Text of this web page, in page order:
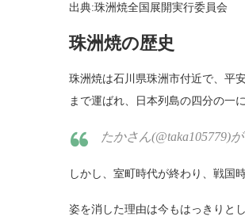
出典:珠洲焼全国展開実行委員会
珠洲焼の歴史
珠洲焼は石川県珠洲市付近で、平
まで運ばれ、日本列島の四分の一
たかさん(@taka105779)
しかし、室町時代が終わり、戦国
姿を消した理由は今もはっきりと